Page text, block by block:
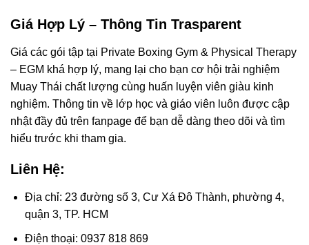
Giá Hợp Lý – Thông Tin Trasparent
Giá các gói tập tại Private Boxing Gym & Physical Therapy
– EGM khá hợp lý, mang lại cho bạn cơ hội trải nghiệm
Muay Thái chất lượng cùng huấn luyện viên giàu kinh
nghiệm. Thông tin về lớp học và giáo viên luôn được cập
nhật đầy đủ trên fanpage để bạn dễ dàng theo dõi và tìm
hiểu trước khi tham gia.
Liên Hệ:
Địa chỉ: 23 đường số 3, Cư Xá Đô Thành, phường 4,
quận 3, TP. HCM
Điện thoại: 0937 818 869